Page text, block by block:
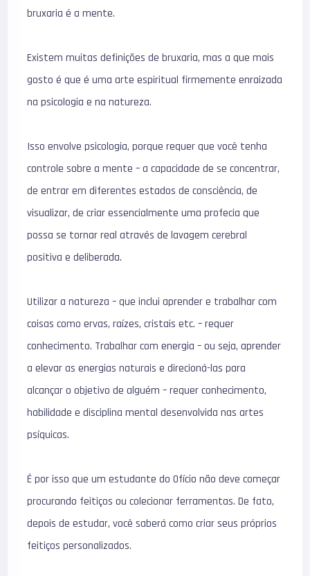
bruxaria é a mente.
Existem muitas definições de bruxaria, mas a que mais
gosto é que é uma arte espiritual firmemente enraizada
na psicologia e na natureza.
Isso envolve psicologia, porque requer que você tenha
controle sobre a mente – a capacidade de se concentrar,
de entrar em diferentes estados de consciência, de
visualizar, de criar essencialmente uma profecia que
possa se tornar real através de lavagem cerebral
positiva e deliberada.
Utilizar a natureza – que inclui aprender e trabalhar com
coisas como ervas, raízes, cristais etc. – requer
conhecimento. Trabalhar com energia – ou seja, aprender
a elevar as energias naturais e direcioná-las para
alcançar o objetivo de alguém – requer conhecimento,
habilidade e disciplina mental desenvolvida nas artes
psíquicas.
É por isso que um estudante do Ofício não deve começar
procurando feitiços ou colecionar ferramentas. De fato,
depois de estudar, você saberá como criar seus próprios
feitiços personalizados.